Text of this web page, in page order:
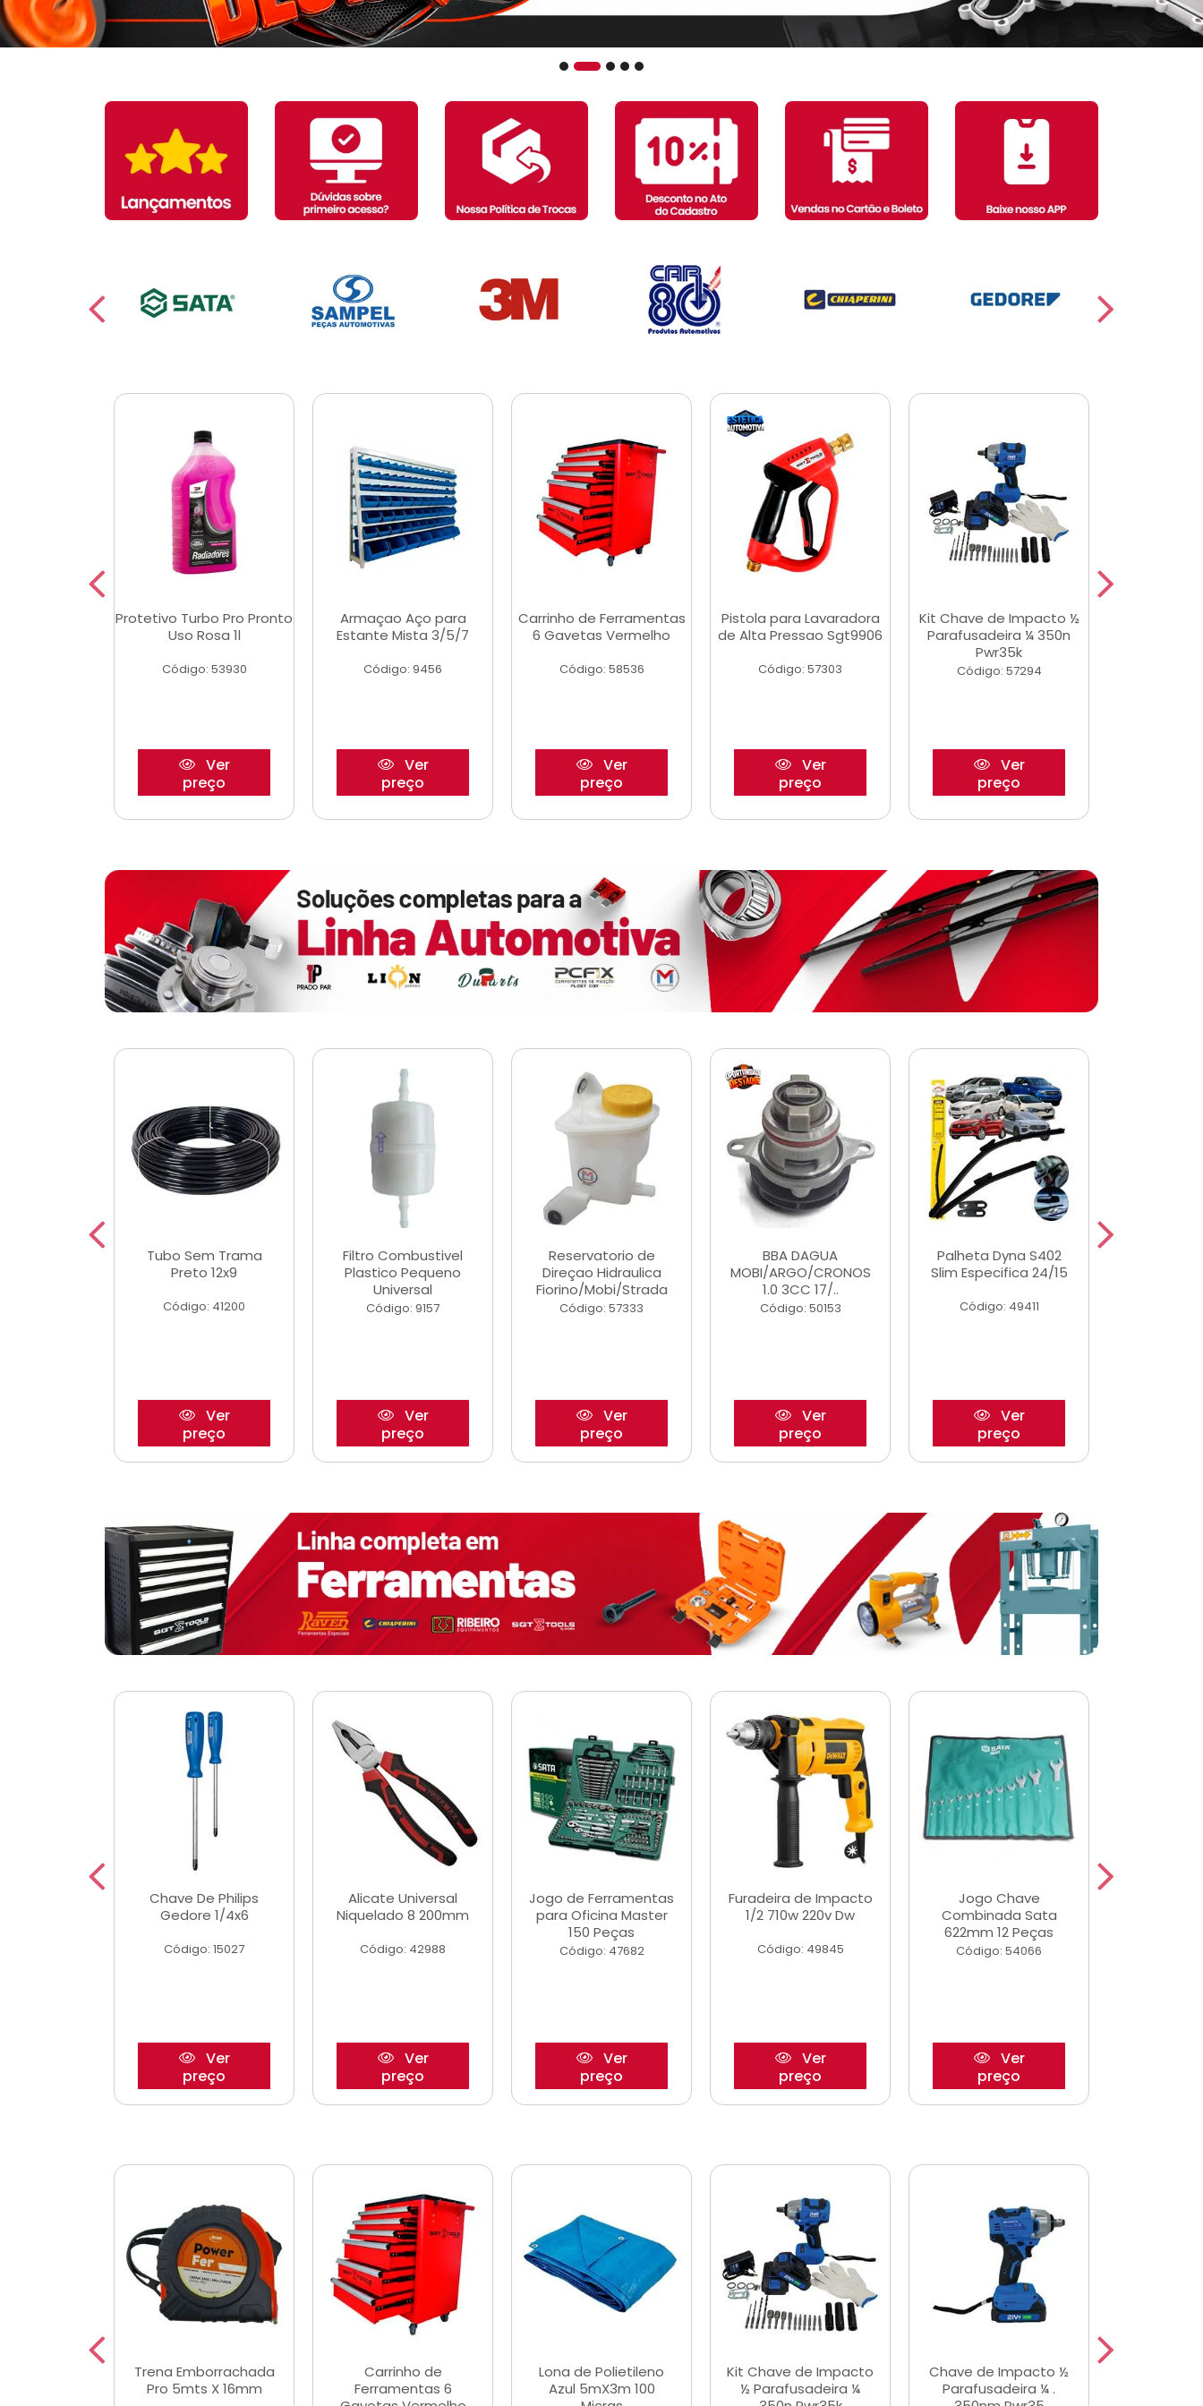
Protetivo Turbo Pro Pronto
Uso Rosa 1l
Código: 53930
Ver
preço
Armaçao Aço para
Estante Mista 3/5/7
Código: 9456
Ver
preço
Carrinho de Ferramentas
6 Gavetas Vermelho
Código: 58536
Ver
preço
Pistola para Lavaradora
de Alta Pressao Sgt9906
Código: 57303
Ver
preço
Kit Chave de Impacto ½
Parafusadeira ¼ 350n
Pwr35k
Código: 57294
Ver
preço
Tubo Sem Trama
Preto 12x9
Código: 41200
Ver
preço
Filtro Combustivel
Plastico Pequeno
Universal
Código: 9157
Ver
preço
Reservatorio de
Direçao Hidraulica
Fiorino/Mobi/Strada
Código: 57333
Ver
preço
BBA DAGUA
MOBI/ARGO/CRONOS
1.0 3CC 17/..
Código: 50153
Ver
preço
Palheta Dyna S402
Slim Especifica 24/15
Código: 49411
Ver
preço
Chave De Philips
Gedore 1/4x6
Código: 15027
Ver
preço
Alicate Universal
Niquelado 8 200mm
Código: 42988
Ver
preço
Jogo de Ferramentas
para Oficina Master
150 Peças
Código: 47682
Ver
preço
Furadeira de Impacto
1/2 710w 220v Dw
Código: 49845
Ver
preço
Jogo Chave
Combinada Sata
622mm 12 Peças
Código: 54066
Ver
preço
Trena Emborrachada
Pro 5mts X 16mm
Carrinho de
Ferramentas 6
Lona de Polietileno
Azul 5mX3m 100
Kit Chave de Impacto
½ Parafusadeira ¼
Chave de Impacto ½
Parafusadeira ¼ .